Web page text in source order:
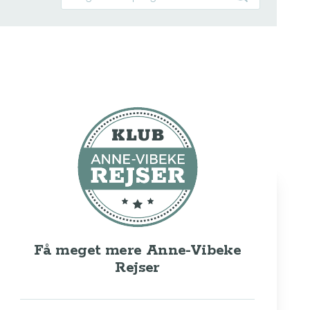
Få meget mere Anne-Vibeke
Rejser